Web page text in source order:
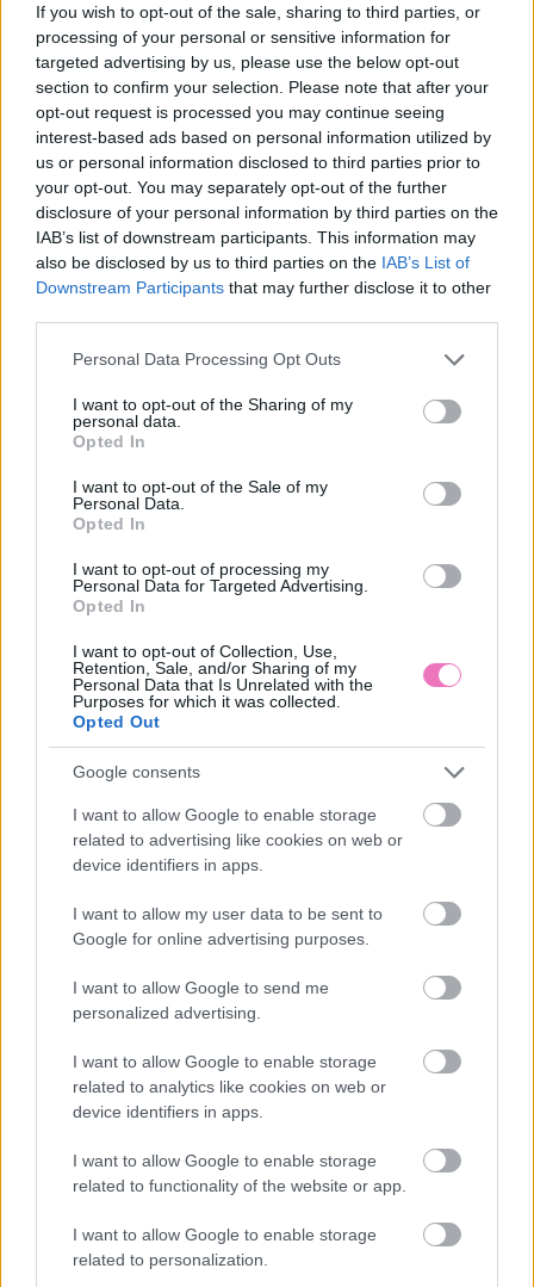
If you wish to opt-out of the sale, sharing to third parties, or
processing of your personal or sensitive information for
targeted advertising by us, please use the below opt-out
section to confirm your selection. Please note that after your
opt-out request is processed you may continue seeing
interest-based ads based on personal information utilized by
us or personal information disclosed to third parties prior to
your opt-out. You may separately opt-out of the further
disclosure of your personal information by third parties on the
IAB’s list of downstream participants. This information may
also be disclosed by us to third parties on the IAB’s List of
Downstream Participants that may further disclose it to other
Please note that this website/app uses one or more Google
not limited to your visit or usage behaviour. You may click to
grant or deny consent to Google and its third-party tags to
use your data for below specified purposes in below Google
consent section.
Personal Data Processing Opt Outs
I want to opt-out of the Sharing of my
personal data.
Opted In
I want to opt-out of the Sale of my
Personal Data.
Opted In
I want to opt-out of processing my
Personal Data for Targeted Advertising.
Opted In
I want to opt-out of Collection, Use,
Retention, Sale, and/or Sharing of my
Personal Data that Is Unrelated with the
Purposes for which it was collected.
Opted Out
Google consents
I want to allow Google to enable storage
related to advertising like cookies on web or
device identifiers in apps.
I want to allow my user data to be sent to
Google for online advertising purposes.
I want to allow Google to send me
personalized advertising.
I want to allow Google to enable storage
related to analytics like cookies on web or
device identifiers in apps.
I want to allow Google to enable storage
related to functionality of the website or app.
I want to allow Google to enable storage
related to personalization.
A férfi tőled veszi el, ami
neki nincs: legyen az
pénz, önbizalom vagy
belső béke
Mit tud a Minden
történetnek két oldala
van, a Netflix idei eddigi
legnézettebb, 104
milliószor megtekintett
sorozata?
A legszenzációsabb 15
szex póz, ami fokozott
élvezetet ad
Kövesd a Bien.hu cikkeit a Google Hírek-ben
HATÉKONY
SZEMÉLYISÉGFEJLESZTÉS
SZEMÉLYISÉGTÍPUS
HOZZÁSZÓLÁSOK
Szólj hozzá a Facebook-on!
LEGUTÓBBI BEJEGYZÉSEK
30 szerelmi dráma, amit nem bírsz könnyek nélkül
végignézni